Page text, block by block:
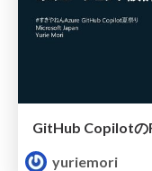
yuriemori